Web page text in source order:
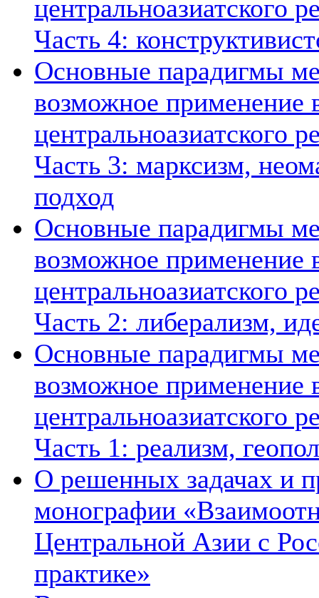
центральноазиатского
Часть 4:
Основные парадигмы
возможное применение
центральноазиатского
Часть 3: марксизм,
подход
Основные парадигмы
возможное применение
центральноазиатского
Часть 2: либерализм,
Основные парадигмы
возможное применение
центральноазиатского
Часть 1: реализм,
О решенных задачах и
монографии
Центральной Азии с
практике»